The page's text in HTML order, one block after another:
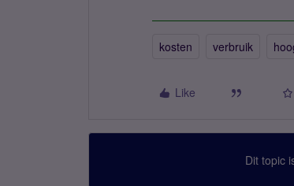
kosten verbruik
Like
Dit topic